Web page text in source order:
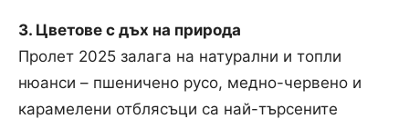
3. Цветове с дъх на природа
Пролет 2025 залага на натурални и топли
нюанси – пшеничено русо, медно-червено и
карамелени отблясъци са най-търсените